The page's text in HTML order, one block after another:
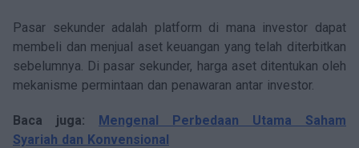
Pasar sekunder adalah platform di mana investor dapat
membeli dan menjual aset keuangan yang telah diterbitkan
sebelumnya. Di pasar sekunder, harga aset ditentukan oleh
mekanisme permintaan dan penawaran antar investor.
Baca juga: Mengenal Perbedaan Utama Saham
Syariah dan Konvensional